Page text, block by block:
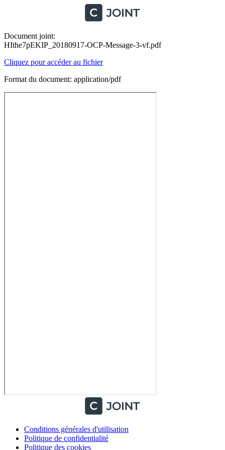
Document joint:
HIthe7pEKIP_20180917-OCP-Message-3-vf.pdf
Cliquez pour accéder au fichier
Format du document: application/pdf
Conditions générales d'utilisation
Politique de confidentialité
Politique des cookies